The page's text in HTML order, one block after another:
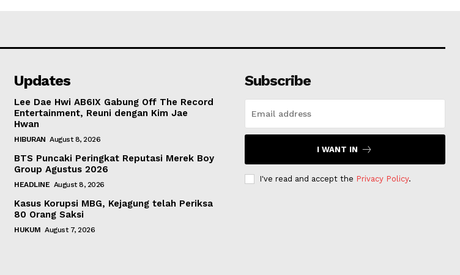
Updates
Lee Dae Hwi AB6IX Gabung Off The Record
Entertainment, Reuni dengan Kim Jae
Hwan
HIBURAN August 8, 2026
BTS Puncaki Peringkat Reputasi Merek Boy
Group Agustus 2026
HEADLINE August 8, 2026
Kasus Korupsi MBG, Kejagung telah Periksa
80 Orang Saksi
HUKUM August 7, 2026
Subscribe
I WANT IN
I've read and accept the Privacy Policy.